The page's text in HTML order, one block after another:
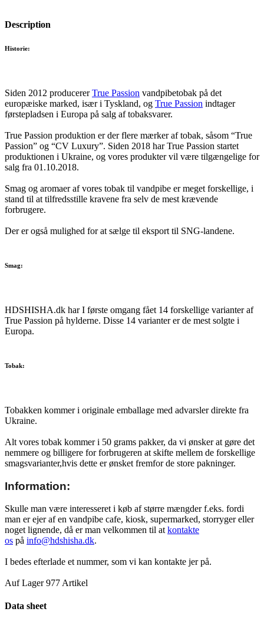
Description
Historie:
Siden 2012 producererTrue Passion vandpibetobak på det
europæiske marked, især i Tyskland, og True Passion indtager
førstepladsen i Europa på salg af tobaksvarer.
True Passion produktion er der flere mærker af tobak, såsom “True
Passion” og “CV Luxury”. Siden 2018 har True Passion startet
produktionen i Ukraine, og vores produkter vil være tilgængelige for
salg fra 01.10.2018.
Smag og aromaer af vores tobak til vandpibe er meget forskellige, i
stand til at tilfredsstille kravene fra selv de mest krævende
forbrugere.
Der er også mulighed for at sælge til eksport til SNG-landene.
Smag:
HDSHISHA.dk har I første omgang fået 14 forskellige varianter af
True Passion på hylderne. Disse 14 varianter er de mest solgte i
Europa.
Tobak:
Tobakken kommer i originale emballage med advarsler direkte fra
Ukraine.
Alt vores tobak kommer i 50 grams pakker, da vi ønsker at gøre det
nemmere og billigere for forbrugeren at skifte mellem de forskellige
smagsvarianter,hvis dette er ønsket fremfor de store pakninger.
Information:
Skulle man være interesseret i køb af større mængder f.eks. fordi
man er ejer af en vandpibe cafe, kiosk, supermarked, storryger eller
noget lignende, då er man velkommen til at kontakte
os på info@hdshisha.dk.
I bedes efterlade et nummer, som vi kan kontakte jer på.
Auf Lager 977 Artikel
Data sheet